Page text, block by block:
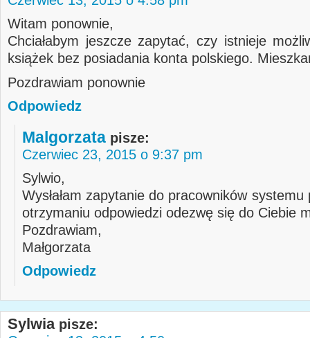
Witam ponownie,
Chciałabym jeszcze zapytać, czy istnieje
książek bez posiadania konta polskiego.
Pozdrawiam ponownie
Odpowiedz
Malgorzata pisze:
Czerwiec 23, 2015 o 9:37 pm
Sylwio,
Wysłałam zapytanie do pracowników systemu
otrzymaniu odpowiedzi odezwę się do Ciebie
Pozdrawiam,
Małgorzata
Odpowiedz
Sylwia pisze: